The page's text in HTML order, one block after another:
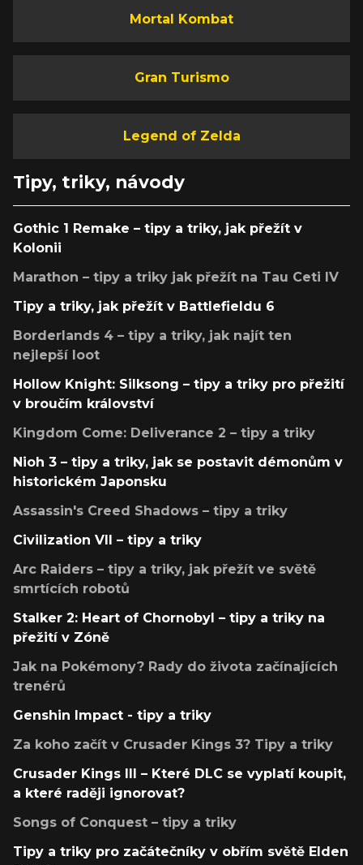
Mortal Kombat
Gran Turismo
Legend of Zelda
Tipy, triky, návody
Gothic 1 Remake – tipy a triky, jak přežít v
Kolonii
Marathon – tipy a triky jak přežít na Tau Ceti IV
Tipy a triky, jak přežít v Battlefieldu 6
Borderlands 4 – tipy a triky, jak najít ten
nejlepší loot
Hollow Knight: Silksong – tipy a triky pro přežití
v broučím království
Kingdom Come: Deliverance 2 – tipy a triky
Nioh 3 – tipy a triky, jak se postavit démonům v
historickém Japonsku
Assassin's Creed Shadows – tipy a triky
Civilization VII – tipy a triky
Arc Raiders – tipy a triky, jak přežít ve světě
smrtících robotů
Stalker 2: Heart of Chornobyl – tipy a triky na
přežití v Zóně
Jak na Pokémony? Rady do života začínajících
trenérů
Genshin Impact - tipy a triky
Za koho začít v Crusader Kings 3? Tipy a triky
Crusader Kings III – Které DLC se vyplatí koupit,
a které raději ignorovat?
Songs of Conquest – tipy a triky
Tipy a triky pro začátečníky v obřím světě Elden